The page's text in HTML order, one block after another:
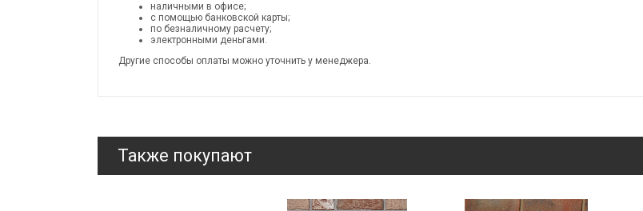
наличными в офисе;
с помощью банковской карты;
по безналичному расчету;
электронными деньгами.
Другие способы оплаты можно уточнить у менеджера.
Также покупают